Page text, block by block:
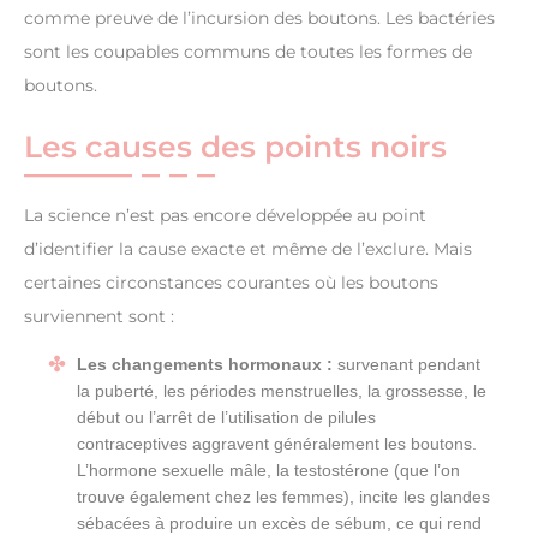
comme preuve de l’incursion des boutons. Les bactéries
sont les coupables communs de toutes les formes de
boutons.
Les causes des points noirs
La science n’est pas encore développée au point
d’identifier la cause exacte et même de l’exclure. Mais
certaines circonstances courantes où les boutons
surviennent sont :
Les changements hormonaux : survenant pendant
la puberté, les périodes menstruelles, la grossesse, le
début ou l’arrêt de l’utilisation de pilules
contraceptives aggravent généralement les boutons.
L’hormone sexuelle mâle, la testostérone (que l’on
trouve également chez les femmes), incite les glandes
sébacées à produire un excès de sébum, ce qui rend